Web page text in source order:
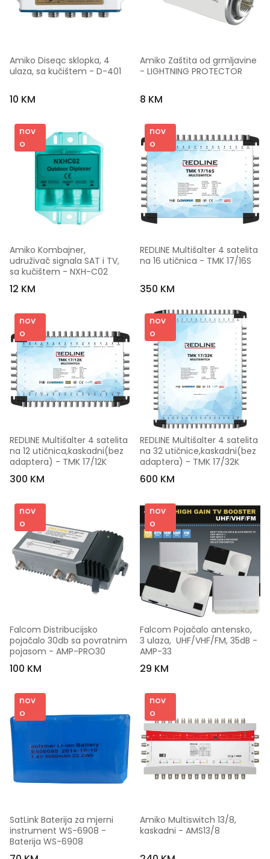
Amiko Diseqc sklopka, 4
ulaza, sa kučištem - D-401
10 KM
Amiko Zaštita od grmljavine
- LIGHTNING PROTECTOR
8 KM
nov
o
Amiko Kombajner,
udruživač signala SAT i TV,
sa kučištem - NXH-C02
12 KM
nov
o
REDLINE Multišalter 4 satelita
na 16 utičnica - TMK 17/16S
350 KM
nov
o
REDLINE Multišalter 4 satelita
na 12 utičnica,kaskadni(bez
adaptera) - TMK 17/12K
300 KM
nov
o
REDLINE Multišalter 4 satelita
na 32 utičnice,kaskadni(bez
adaptera) - TMK 17/32K
600 KM
nov
o
Falcom Distribucijsko
pojačalo 30db sa povratnim
pojasom - AMP-PRO30
100 KM
nov
o
Falcom Pojačalo antensko,
3 ulaza,  UHF/VHF/FM, 35dB -
AMP-33
29 KM
nov
o
SatLink Baterija za mjerni
instrument WS-6908 -
Baterija WS-6908
nov
o
Amiko Multiswitch 13/8,
kaskadni - AMS13/8